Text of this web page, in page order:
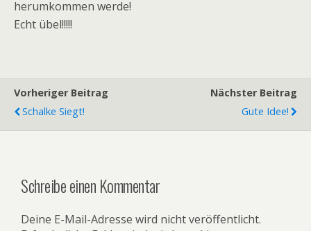
herumkommen werde!
Echt übel!!!!!
Vorheriger Beitrag
Schalke Siegt!
Nächster Beitrag
Gute Idee!
Schreibe einen Kommentar
Deine E-Mail-Adresse wird nicht veröffentlicht.